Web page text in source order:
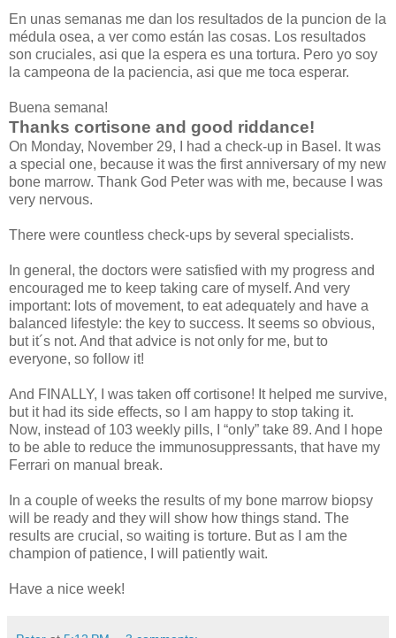
En unas semanas me dan los resultados de la puncion de la
médula osea, a ver como están las cosas. Los resultados
son cruciales, asi que la espera es una tortura. Pero yo soy
la campeona de la paciencia, asi que me toca esperar.
Buena semana!
Thanks cortisone and good riddance!
On Monday, November 29, I had a check-up in Basel. It was
a special one, because it was the first anniversary of my new
bone marrow. Thank God Peter was with me, because I was
very nervous.
There were countless check-ups by several specialists.
In general, the doctors were satisfied with my progress and
encouraged me to keep taking care of myself. And very
important: lots of movement, to eat adequately and have a
balanced lifestyle: the key to success. It seems so obvious,
but it´s not. And that advice is not only for me, but to
everyone, so follow it!
And FINALLY, I was taken off cortisone! It helped me survive,
but it had its side effects, so I am happy to stop taking it.
Now, instead of 103 weekly pills, I “only” take 89. And I hope
to be able to reduce the immunosuppressants, that have my
Ferrari on manual break.
In a couple of weeks the results of my bone marrow biopsy
will be ready and they will show how things stand. The
results are crucial, so waiting is torture. But as I am the
champion of patience, I will patiently wait.
Have a nice week!